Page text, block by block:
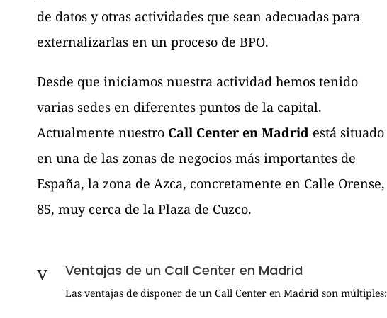
de datos y otras actividades que sean adecuadas para
externalizarlas en un proceso de BPO.
Desde que iniciamos nuestra actividad hemos tenido
varias sedes en diferentes puntos de la capital.
Actualmente nuestro Call Center en Madrid está situado
en una de las zonas de negocios más importantes de
España, la zona de Azca, concretamente en Calle Orense,
85, muy cerca de la Plaza de Cuzco.
Ventajas de un Call Center en Madrid
Las ventajas de disponer de un Call Center en Madrid son múltiples: